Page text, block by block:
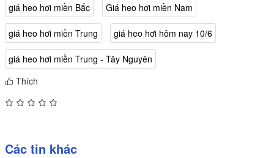
giá heo hơi miền Bắc Giá heo hơi miền Nam
giá heo hơi miền Trung giá heo hơi hôm nay 10/6
giá heo hơi miền Trung - Tây Nguyên
Thích
Các tin khác